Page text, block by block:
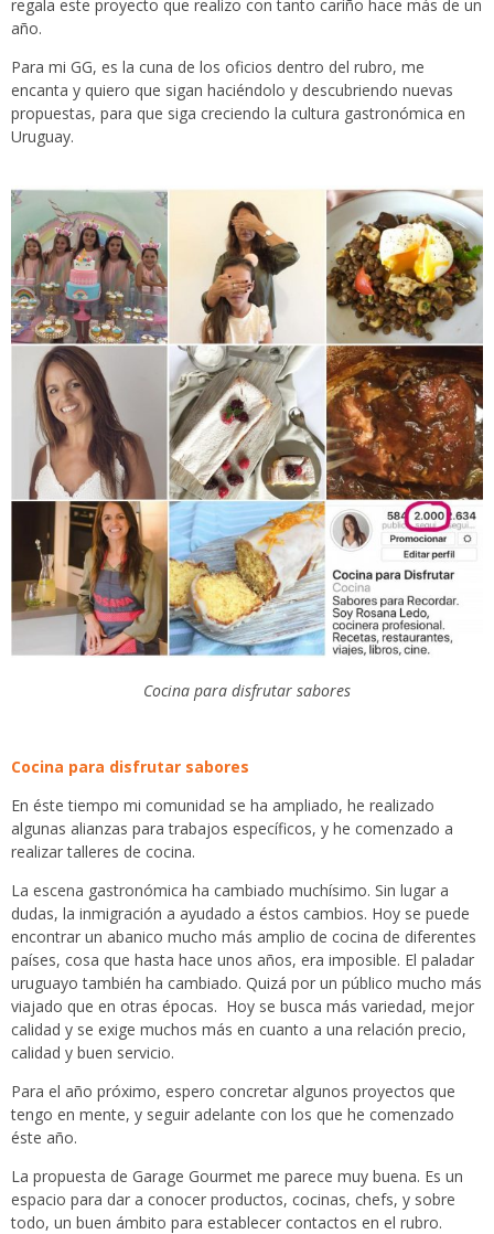
regala este proyecto que realizo con tanto cariño hace más de un
año.
Para mi GG, es la cuna de los oficios dentro del rubro, me
encanta y quiero que sigan haciéndolo y descubriendo nuevas
propuestas, para que siga creciendo la cultura gastronómica en
Uruguay.
Cocina para disfrutar sabores
Cocina para disfrutar sabores
En éste tiempo mi comunidad se ha ampliado, he realizado
algunas alianzas para trabajos específicos, y he comenzado a
realizar talleres de cocina.
La escena gastronómica ha cambiado muchísimo. Sin lugar a
dudas, la inmigración a ayudado a éstos cambios. Hoy se puede
encontrar un abanico mucho más amplio de cocina de diferentes
países, cosa que hasta hace unos años, era imposible. El paladar
uruguayo también ha cambiado. Quizá por un público mucho más
viajado que en otras épocas. Hoy se busca más variedad, mejor
calidad y se exige muchos más en cuanto a una relación precio,
calidad y buen servicio.
Para el año próximo, espero concretar algunos proyectos que
tengo en mente, y seguir adelante con los que he comenzado
éste año.
La propuesta de Garage Gourmet me parece muy buena. Es un
espacio para dar a conocer productos, cocinas, chefs, y sobre
todo, un buen ámbito para establecer contactos en el rubro.